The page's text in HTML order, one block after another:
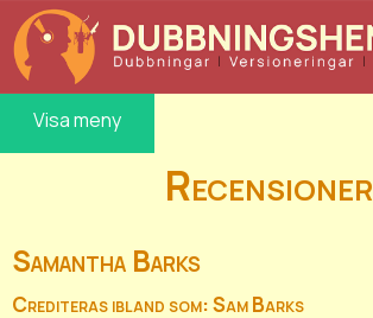
Visa meny
Recensioner
Samantha Barks
Crediteras ibland som: Sam Barks